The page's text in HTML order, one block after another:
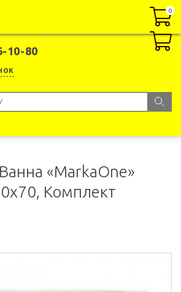
10-80
0
0
«MarkaOne»
Комплект